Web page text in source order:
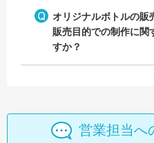
オリジナルボトルの販
販売目的での制作に関
すか？
営業担当へ